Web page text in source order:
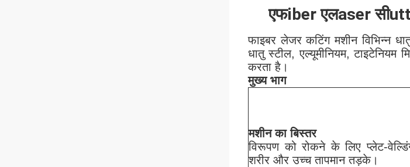
एफiberएलaserसी
फाइबर लेजर कटिंग मशीन विभिन्न
धातु स्टील, एल्यूमीनियम,
करता है।
मुख्य भाग
मशीन का बिस्तर
विरूपण को रोकने के लिए प्लेट-
शरीर और उच्च तापमान तड़के।